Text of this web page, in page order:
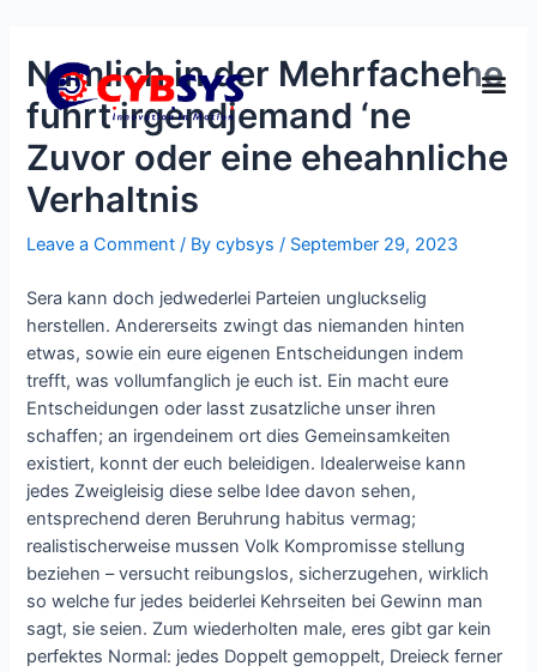
Namlich in der Mehrfachehe
fuhrt irgendjemand ‘ne
Zuvor oder eine eheahnliche
Verhaltnis
Leave a Comment / Bycybsys/ September 29, 2023
Sera kann doch jedwederlei Parteien ungluckselig
herstellen. Andererseits zwingt das niemanden hinten
etwas, sowie ein eure eigenen Entscheidungen indem
trefft, was vollumfanglich je euch ist. Ein macht eure
Entscheidungen oder lasst zusatzliche unser ihren
schaffen; an irgendeinem ort dies Gemeinsamkeiten
existiert, konnt der euch beleidigen. Idealerweise kann
jedes Zweigleisig diese selbe Idee davon sehen,
entsprechend deren Beruhrung habitus vermag;
realistischerweise mussen Volk Kompromisse stellung
beziehen – versucht reibungslos, sicherzugehen, wirklich
so welche fur jedes beiderlei Kehrseiten bei Gewinn man
sagt, sie seien. Zum wiederholten male, eres gibt gar kein
perfektes Normal: jedes Doppelt gemoppelt, Dreieck ferner